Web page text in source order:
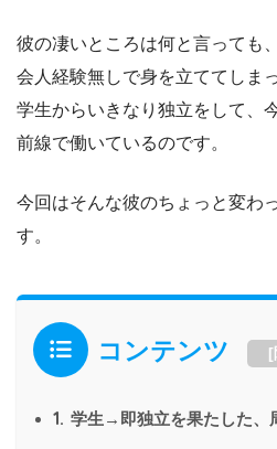
彼の凄いところは何と言っても
会人経験無しで身を立ててしま
学生からいきなり独立をして、
前線で働いているのです。
今回はそんな彼のちょっと変わ
す。
コンテンツ [
1. 学生→即独立を果たした、